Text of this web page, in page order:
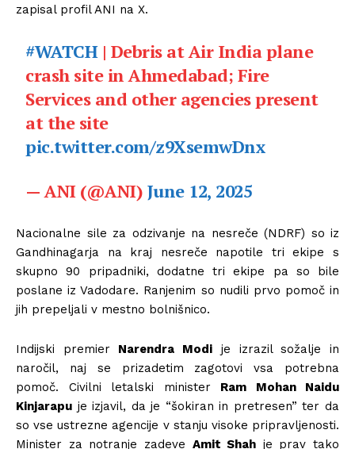
zapisal profil ANI na X.
#WATCH| Debris at Air India plane
crash site in Ahmedabad; Fire
Services and other agencies present
at the site
pic.twitter.com/z9XsemwDnx
— ANI (@ANI) June 12, 2025
Nacionalne sile za odzivanje na nesreče (NDRF) so iz
Gandhinagarja na kraj nesreče napotile tri ekipe s
skupno 90 pripadniki, dodatne tri ekipe pa so bile
poslane iz Vadodare. Ranjenim so nudili prvo pomoč in
jih prepeljali v mestno bolnišnico.
Indijski premier Narendra Modi je izrazil sožalje in
naročil, naj se prizadetim zagotovi vsa potrebna
pomoč. Civilni letalski minister Ram Mohan Naidu
Kinjarapu je izjavil, da je “šokiran in pretresen” ter da
so vse ustrezne agencije v stanju visoke pripravljenosti.
Minister za notranje zadeve Amit Shah je prav tako